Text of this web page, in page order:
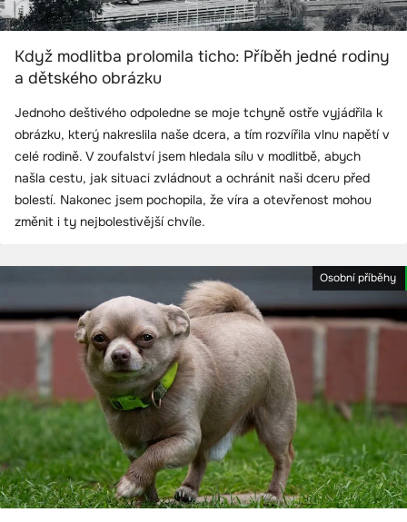
Když modlitba prolomila ticho: Příběh jedné rodiny
a dětského obrázku
Jednoho deštivého odpoledne se moje tchyně ostře vyjádřila k
obrázku, který nakreslila naše dcera, a tím rozvířila vlnu napětí v
celé rodině. V zoufalství jsem hledala sílu v modlitbě, abych
našla cestu, jak situaci zvládnout a ochránit naši dceru před
bolestí. Nakonec jsem pochopila, že víra a otevřenost mohou
změnit i ty nejbolestivější chvíle.
Osobní příběhy